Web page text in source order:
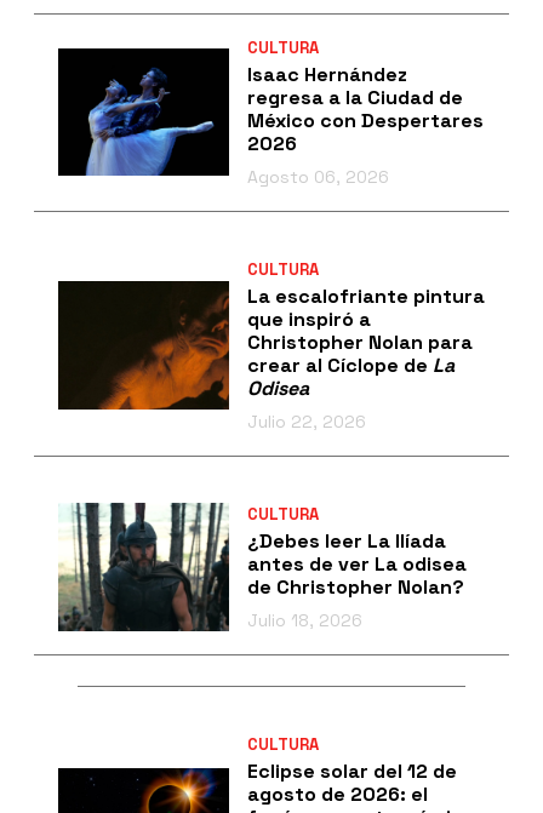
CULTURA
Isaac Hernández
regresa a la Ciudad de
México con Despertares
2026
Agosto 06, 2026
CULTURA
La escalofriante pintura
que inspiró a
Christopher Nolan para
crear al Cíclope de La
Odisea
Julio 22, 2026
CULTURA
¿Debes leer La Ilíada
antes de ver La odisea
de Christopher Nolan?
Julio 18, 2026
CULTURA
Eclipse solar del 12 de
agosto de 2026: el